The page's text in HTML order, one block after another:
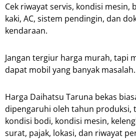
Cek riwayat servis, kondisi mesin,
kaki, AC, sistem pendingin, dan
kendaraan.
Jangan tergiur harga murah, tapi
dapat mobil yang banyak masalah.
Harga Daihatsu Taruna bekas
dipengaruhi oleh tahun produksi,
kondisi bodi, kondisi mesin,
surat, pajak, lokasi, dan riwayat